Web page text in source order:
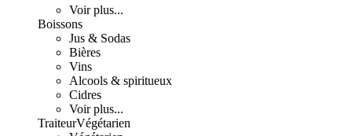
Voir plus...
Boissons
Jus & Sodas
Bières
Vins
Alcools & spiritueux
Cidres
Voir plus...
TraiteurVégétarien